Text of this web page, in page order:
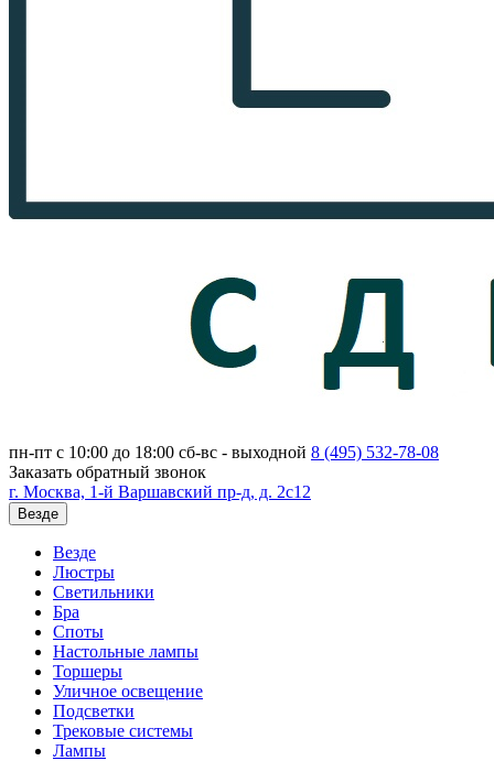
пн-пт с 10:00 до 18:00 сб-вс - выходной 8 (495) 532-78-08
Заказать обратный звонок
г. Москва, 1-й Варшавский пр-д, д. 2с12
Везде
Везде
Люстры
Светильники
Бра
Споты
Настольные лампы
Торшеры
Уличное освещение
Подсветки
Трековые системы
Лампы